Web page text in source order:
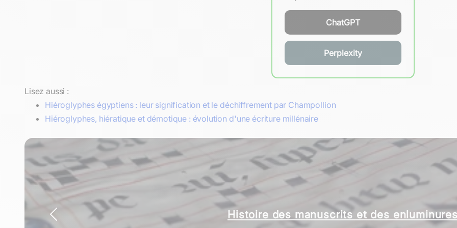
ChatGPT
Perplexity
Lisez aussi :
Hiéroglyphes égyptiens : leur signification et le déchiffrement par Champollion
Hiéroglyphes, hiératique et démotique : évolution d'une écriture millénaire
Histoire des manuscrits et des